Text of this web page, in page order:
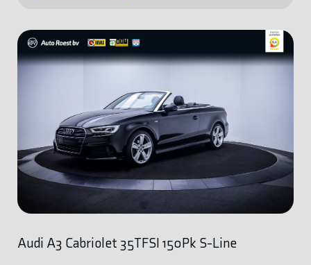
Audi A3 Cabriolet 35TFSI 150Pk S-Line